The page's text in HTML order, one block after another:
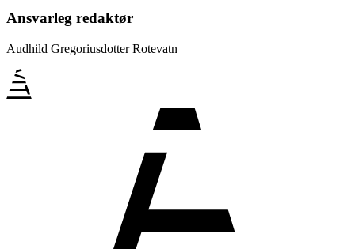
Ansvarleg redaktør
Audhild Gregoriusdotter Rotevatn